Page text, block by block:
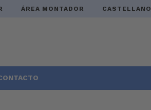
ÁREA MONTADOR CASTELLANO